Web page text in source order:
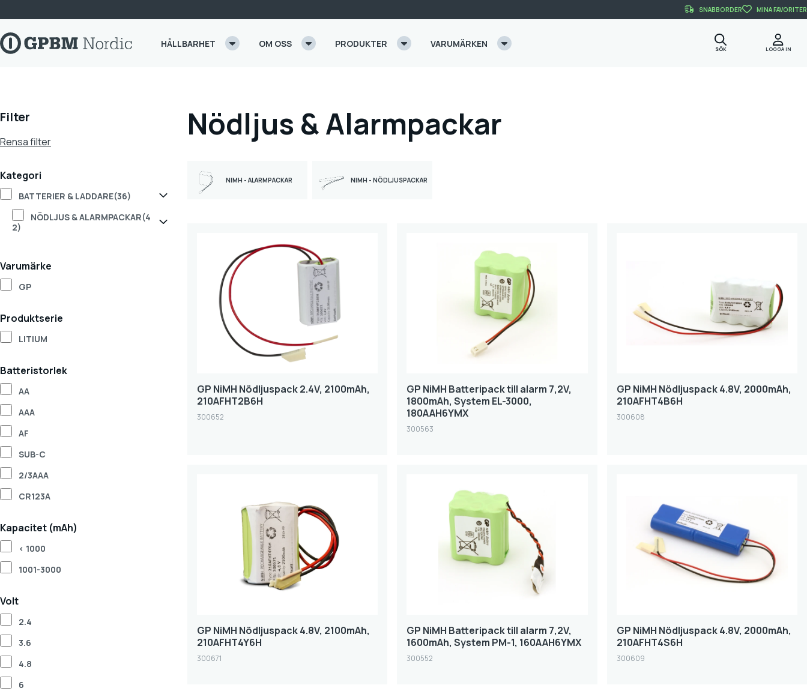
SNABBORDER MINA FAVORITER
HÅLLBARHET OM OSS PRODUKTER VARUMÄRKEN SÖK LOGGA IN
Filter
Rensa filter
Kategori
BATTERIER & LADDARE(36)
NÖDLJUS & ALARMPACKAR(4
2)
Varumärke
GP
Produktserie
LITIUM
Batteristorlek
AA
AAA
AF
SUB-C
2/3AAA
CR123A
Kapacitet (mAh)
< 1000
1001-3000
Volt
2.4
3.6
4.8
6
Nödljus & Alarmpackar
NIMH - ALARMPACKAR NIMH - NÖDLJUSPACKAR
GP NiMH Nödljuspack 2.4V, 2100mAh,
210AFHT2B6H
300652
GP NiMH Batteripack till alarm 7,2V,
1800mAh, System EL-3000,
180AAH6YMX
300563
GP NiMH Nödljuspack 4.8V, 2000mAh,
210AFHT4B6H
300608
GP NiMH Nödljuspack 4.8V, 2100mAh,
210AFHT4Y6H
300671
GP NiMH Batteripack till alarm 7,2V,
1600mAh, System PM-1, 160AAH6YMX
300552
GP NiMH Nödljuspack 4.8V, 2000mAh,
210AFHT4S6H
300609